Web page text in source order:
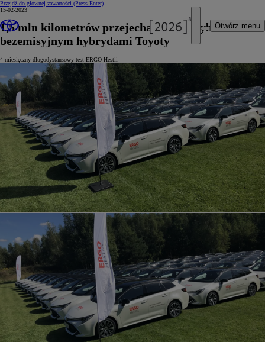
Przejdź do głównej zawartości (Press Enter)
Otwórz menu
15-02-2023
1,5 mln kilometrów przejechanych w trybie
bezemisyjnym hybrydami Toyoty
4-miesięczny długodystansowy test ERGO Hestii